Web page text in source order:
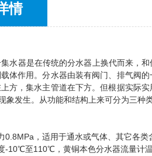
情
器是在传统的分水器上换代而来，和
体作用。分水器由装有阀门、排气阀
方，集水主管道在下方。但根据实际
象发生。从功能和结构上来可分为三种
0.8MPa，适用于通水或气体、其它
度-10℃至110℃，黄铜本色